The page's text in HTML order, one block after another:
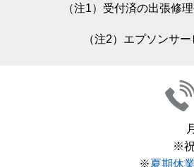
（注1）受付済の出張修
（注2）エプソンサ
※
※夏期休